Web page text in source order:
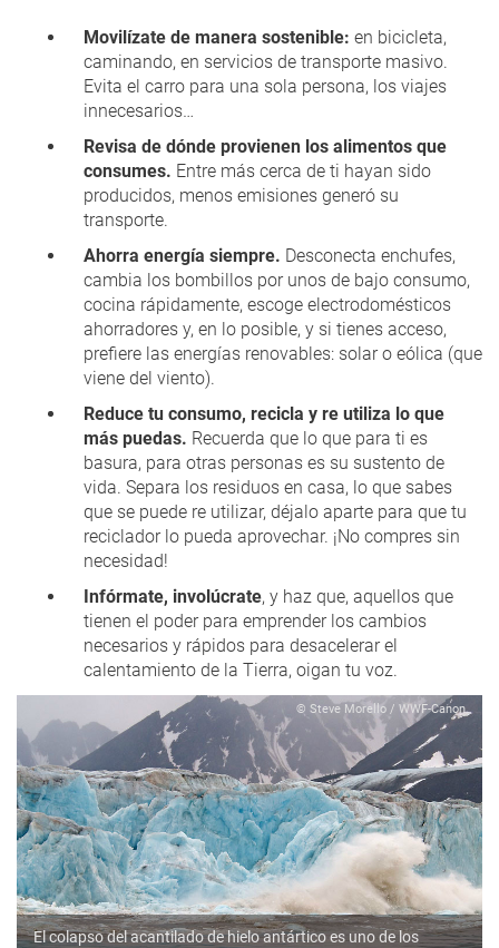
Movilízate de manera sostenible: en bicicleta,
caminando, en servicios de transporte masivo.
Evita el carro para una sola persona, los viajes
innecesarios…
Revisa de dónde provienen los alimentos que
consumes. Entre más cerca de ti hayan sido
producidos, menos emisiones generó su
transporte.
Ahorra energía siempre. Desconecta enchufes,
cambia los bombillos por unos de bajo consumo,
cocina rápidamente, escoge electrodomésticos
ahorradores y, en lo posible, y si tienes acceso,
prefiere las energías renovables: solar o eólica (que
viene del viento).
Reduce tu consumo, recicla y re utiliza lo que
más puedas. Recuerda que lo que para ti es
basura, para otras personas es su sustento de
vida. Separa los residuos en casa, lo que sabes
que se puede re utilizar, déjalo aparte para que tu
reciclador lo pueda aprovechar. ¡No compres sin
necesidad!
Infórmate, involúcrate, y haz que, aquellos que
tienen el poder para emprender los cambios
necesarios y rápidos para desacelerar el
calentamiento de la Tierra, oigan tu voz.
© Steve Morello / WWF-Canon
El colapso del acantilado de hielo antártico es uno de los